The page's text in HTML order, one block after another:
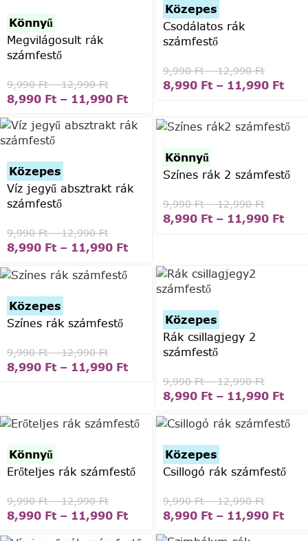
Könnyű
Megvilágosult rák
számfestő
9,990Ft – 12,990Ft
8,990 Ft – 11,990 Ft
Közepes
Csodálatos rák
számfestő
9,990Ft – 12,990Ft
8,990 Ft – 11,990 Ft
Közepes
Víz jegyű absztrakt rák
számfestő
9,990Ft – 12,990Ft
8,990 Ft – 11,990 Ft
Könnyű
Színes rák 2 számfestő
9,990Ft – 12,990Ft
8,990 Ft – 11,990 Ft
Közepes
Színes rák számfestő
9,990Ft – 12,990Ft
8,990 Ft – 11,990 Ft
Közepes
Rák csillagjegy 2
számfestő
9,990Ft – 12,990Ft
8,990 Ft – 11,990 Ft
Könnyű
Erőteljes rák számfestő
9,990Ft – 12,990Ft
8,990 Ft – 11,990 Ft
Közepes
Csillogó rák számfestő
9,990Ft – 12,990Ft
8,990 Ft – 11,990 Ft